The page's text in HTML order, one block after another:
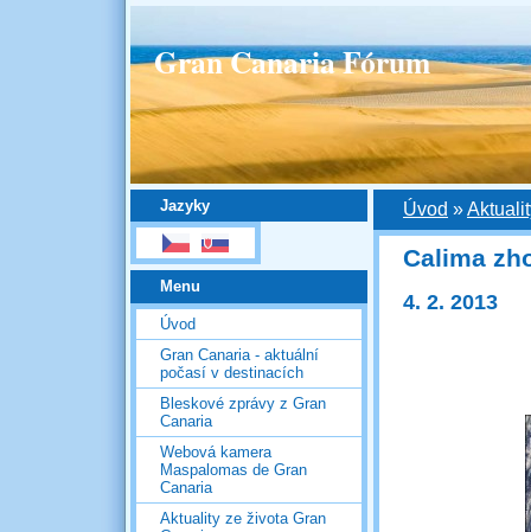
Gran Canaria Fórum
Jazyky
Menu
Úvod
Gran Canaria - aktuální
počasí v destinacích
Bleskové zprávy z Gran
Canaria
Webová kamera
Maspalomas de Gran
Canaria
Aktuality ze života Gran
Úvod »
Calima
4. 2. 2013